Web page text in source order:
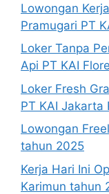
Lowongan
Pramugari PT
Loker Tanpa
Api PT KAI
Loker Fresh
PT KAI
Lowongan
tahun 2025
Kerja Hari Ini
Karimun tahun